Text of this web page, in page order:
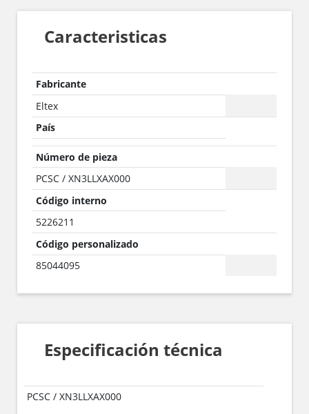
Caracteristicas
Fabricante
Eltex
País
Número de pieza
PCSC / XN3LLXAX000
Código interno
5226211
Código personalizado
85044095
Especificación técnica
PCSC / XN3LLXAX000